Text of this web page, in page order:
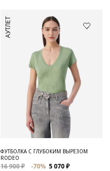
АУТЛЕТ
ФУТБОЛКА С ГЛУБОКИМ ВЫРЕЗОМ
RODEO
16 900 ₽ -70% 5 070 ₽